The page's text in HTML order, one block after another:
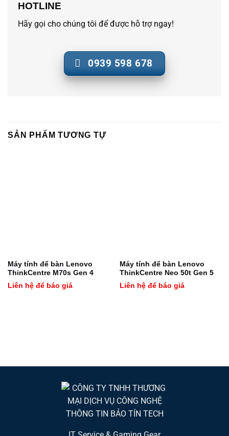
HOTLINE
Hãy gọi cho chúng tôi để được hỗ trợ ngay!
0939 598 678
SẢN PHẨM TƯƠNG TỰ
Máy tính để bàn Lenovo
ThinkCentre M70s Gen 4
Liên hệ để báo giá
Máy tính để bàn Lenovo
ThinkCentre Neo 50t Gen 5
Liên hệ để báo giá